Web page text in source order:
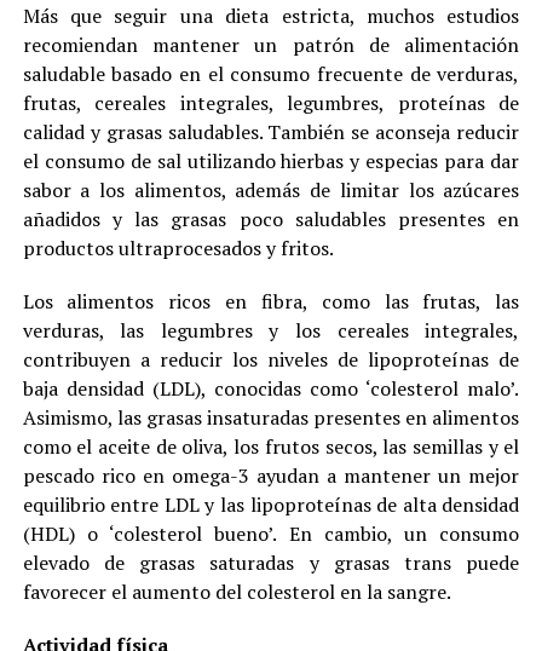
Más que seguir una dieta estricta, muchos estudios
recomiendan mantener un patrón de alimentación
saludable basado en el consumo frecuente de verduras,
frutas, cereales integrales, legumbres, proteínas de
calidad y grasas saludables. También se aconseja reducir
el consumo de sal utilizando hierbas y especias para dar
sabor a los alimentos, además de limitar los azúcares
añadidos y las grasas poco saludables presentes en
productos ultraprocesados y fritos.
Los alimentos ricos en fibra, como las frutas, las
verduras, las legumbres y los cereales integrales,
contribuyen a reducir los niveles de lipoproteínas de
baja densidad (LDL), conocidas como ‘colesterol malo’.
Asimismo, las grasas insaturadas presentes en alimentos
como el aceite de oliva, los frutos secos, las semillas y el
pescado rico en omega-3 ayudan a mantener un mejor
equilibrio entre LDL y las lipoproteínas de alta densidad
(HDL) o ‘colesterol bueno’. En cambio, un consumo
elevado de grasas saturadas y grasas trans puede
favorecer el aumento del colesterol en la sangre.
Actividad física